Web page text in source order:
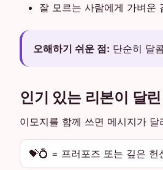
잘 모르는 사람에게 가벼운
오해하기 쉬운 점: 단순히 달
인기 있는 리본이 달
이모지를 함께 쓰면 메시지가
💝💍 = 프러포즈 또는 깊은 헌